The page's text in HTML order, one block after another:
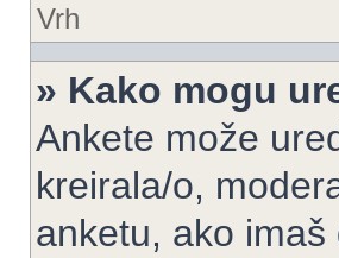
Vrh
» Kako mogu
Ankete može
kreirala/o,
anketu, ako